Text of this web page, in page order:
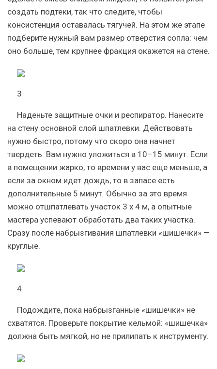
создать подтеки, так что следите, чтобы
консистенция оставалась тягучей. На этом же этапе
подберите нужный вам размер отверстия сопла: чем
оно больше, тем крупнее фракция окажется на стене.
3
Наденьте защитные очки и респиратор. Нанесите
на стену основной слой шпатлевки. Действовать
нужно быстро, потому что скоро она начнет
твердеть. Вам нужно уложиться в 10–15 минут. Если
в помещении жарко, то времени у вас еще меньше, а
если за окном идет дождь, то в запасе есть
дополнительные 5 минут. Обычно за это время
можно отшпатлевать участок 3 х 4 м, а опытные
мастера успевают обработать два таких участка.
Сразу после набрызгивания шпатлевки «шишечки» —
круглые.
4
Подождите, пока набрызганные «шишечки» не
схватятся. Проверьте покрытие кельмой: «шишечка»
должна быть мягкой, но не прилипать к инструменту.